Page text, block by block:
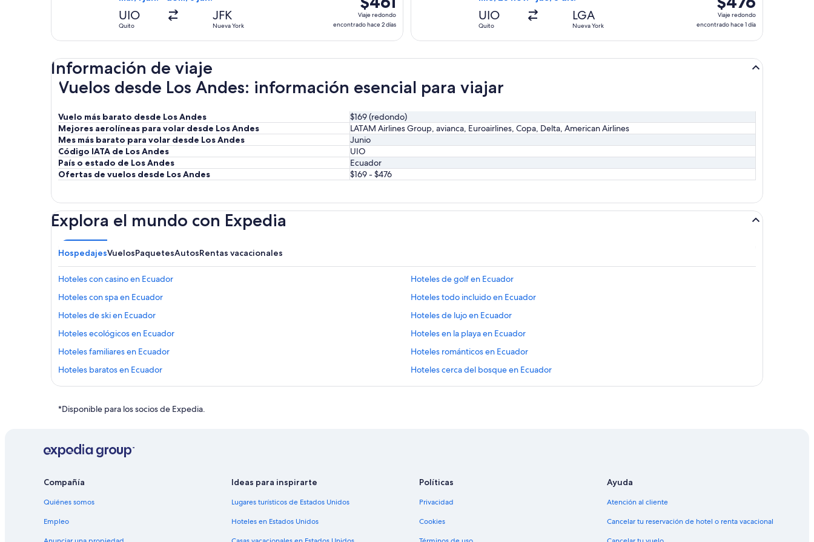
días
día
UIO
Quito
JFK
Nueva York
Viaje
redondo,
encontrado
2
Viaje redondo
encontrado hace 2 días
UIO
Quito
LGA
Nueva York
Viaje
redondo,
encontrado
1
Viaje redondo
encontrado hace 1 día
Información de viaje
Vuelos desde Los Andes: información esencial para viajar
Vuelo más barato desde Los Andes
$169 (redondo)
Mejores aerolíneas para volar desde Los Andes
LATAM Airlines Group, avianca, Euroairlines, Copa, Delta, American Airlines
Mes más barato para volar desde Los Andes
Junio
Código IATA de Los Andes
UIO
País o estado de Los Andes
Ecuador
Ofertas de vuelos desde Los Andes
$169 - $476
Explora el mundo con Expedia
HospedajesVuelosPaquetesAutosRentas vacacionales
Hoteles con casino en Ecuador
Hoteles de golf en Ecuador
Hoteles con spa en Ecuador
Hoteles todo incluido en Ecuador
Hoteles de ski en Ecuador
Hoteles de lujo en Ecuador
Hoteles ecológicos en Ecuador
Hoteles en la playa en Ecuador
Hoteles familiares en Ecuador
Hoteles románticos en Ecuador
Hoteles baratos en Ecuador
Hoteles cerca del bosque en Ecuador
Hoteles cerca del lago en Ecuador
Hoteles con aguas termales en Ecuador
Hoteles con desayuno incluido en Ecuador
Hoteles con restaurante en Ecuador
Hoteles con vista en Ecuador
Hoteles para bodas en Ecuador
Hoteles que aceptan mascotas en Ecuador
*Disponible para los socios de Expedia.
Compañía
Quiénes somos
Empleo
Ideas para inspirarte
Lugares turísticos de Estados Unidos
Hoteles en Estados Unidos
Políticas
Privacidad
Cookies
Ayuda
Atención al cliente
Cancelar tu reservación de hotel o renta vacacional